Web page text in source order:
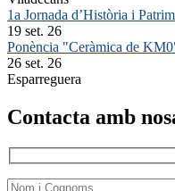
1a Jornada d’Història i
19 set. 26
Ponència "Ceràmica de
26 set. 26
Esparreguera
Contacta amb